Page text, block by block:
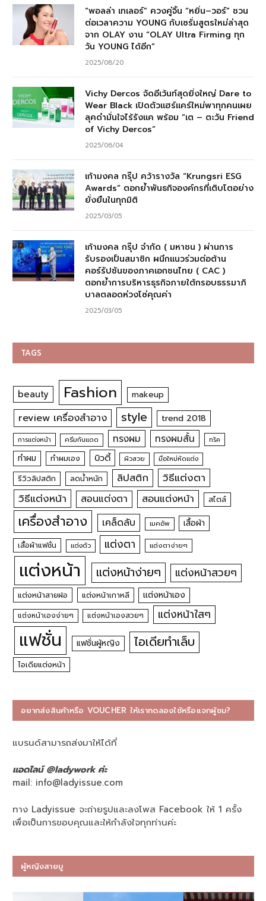
“พอลล่า เทเลอร์” ควงคู่จิ้น “หยิ่น–วอร์” ชวน
ต่อเวลาความ YOUNG กับเซรั่มสูตรใหม่ล่าสุด
จาก OLAY งาน “OLAY Ultra Firming ทุก
วัน YOUNG ได้อีก”
2025/08/20
Vichy Dercos จัดอีเว้นท์สุดยิ่งใหญ่ Dare to
Wear Black เปิดตัวแฮร์แคร์ใหม่พาทุกคนเผย
ลุคดำมั่นใจไร้รังแค พร้อม “เต – ตะวัน Friend
of Vichy Dercos”
2025/06/04
เก้ามงคล กรุ๊ป คว้ารางวัล “Krungsri ESG
Awards” ตอกย้ำพันธกิจองค์กรที่เติบโตอย่าง
ยั่งยืนในทุกมิติ
2025/03/05
เก้ามงคล กรุ๊ป จำกัด ( มหาชน ) ผ่านการ
รับรองเป็นสมาชิก ผนึกแนวร่วมต่อต้าน
คอร์รัปชันของภาคเอกชนไทย ( CAC )
ตอกย้ำการบริหารธุรกิจภายใต้กรอบธรรมาภิ
บาลตลอดห่วงโซ่คุณค่า
2025/03/05
TAGS
beauty Fashion makeup
review เครื่องสำอาง style trend 2018
การแต่งหน้า ครีมกันแดด ทรงผม ทรงผมสั้น ทริค
ทำผม ทำผมเอง บิวตี้ ผิวสวย มือใหม่หัดแต่ง
รีวิวลิปสติก ลดน้ำหนัก ลิปสติก
วิธีแต่งตา
วิธีแต่งหน้า
สอนแต่งตา สอนแต่งหน้า สไตล์
เครื่องสำอาง เคล็ดลับ เมคอัพ เสื้อผ้า
เสื้อผ้าแฟชั่น แต่งตัว แต่งตา แต่งตาง่ายๆ
แต่งหน้า แต่งหน้าง่ายๆ แต่งหน้าสวยๆ
แต่งหน้าสายฝอ แต่งหน้าเกาหลี แต่งหน้าเอง
แต่งหน้าเองง่ายๆ แต่งหน้าเองสวยๆ แต่งหน้าใสๆ
แฟชั่น แฟชั่นผู้หญิง ไอเดียทำเล็บ
ไอเดียแต่งหน้า
อยากส่งสินค้าหรือ VOUCHER ให้เราทดลองใช้หรือแจกผู้ชม?
แบรนด์สามารถส่งมาให้ได้ที่
แอดไลน์ @ladywork ค่ะ
mail: info@ladyissue.com
ทาง Ladyissue จะถ่ายรูปและลงโพส Facebook ให้ 1 ครั้ง
เพื่อเป็นการขอบคุณและให้กำลังใจทุกท่านค่ะ
ผู้หญิงสายมู